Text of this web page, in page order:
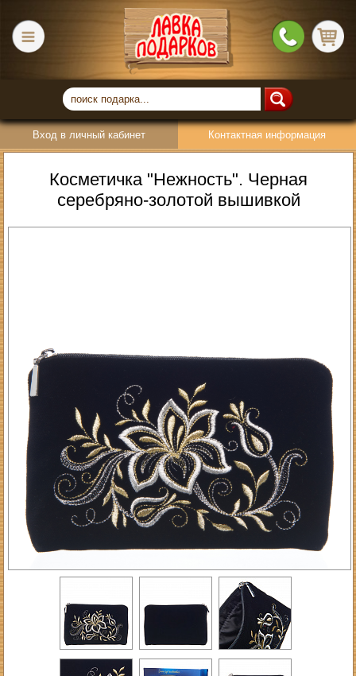
Вход в личный кабинет Контактная информация
Косметичка "Нежность". Черная
серебряно-золотой вышивкой